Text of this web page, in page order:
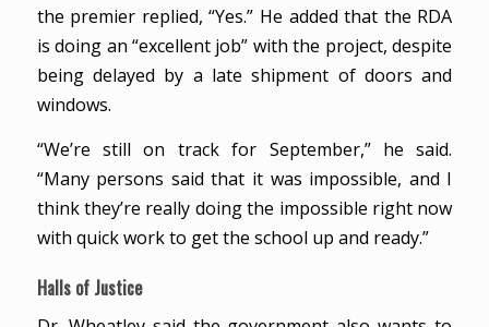
the premier replied, “Yes.” He added that the RDA
is doing an “excellent job” with the project, despite
being delayed by a late shipment of doors and
windows.
“We’re still on track for September,” he said.
“Many persons said that it was impossible, and I
think they’re really doing the impossible right now
with quick work to get the school up and ready.”
Halls of Justice